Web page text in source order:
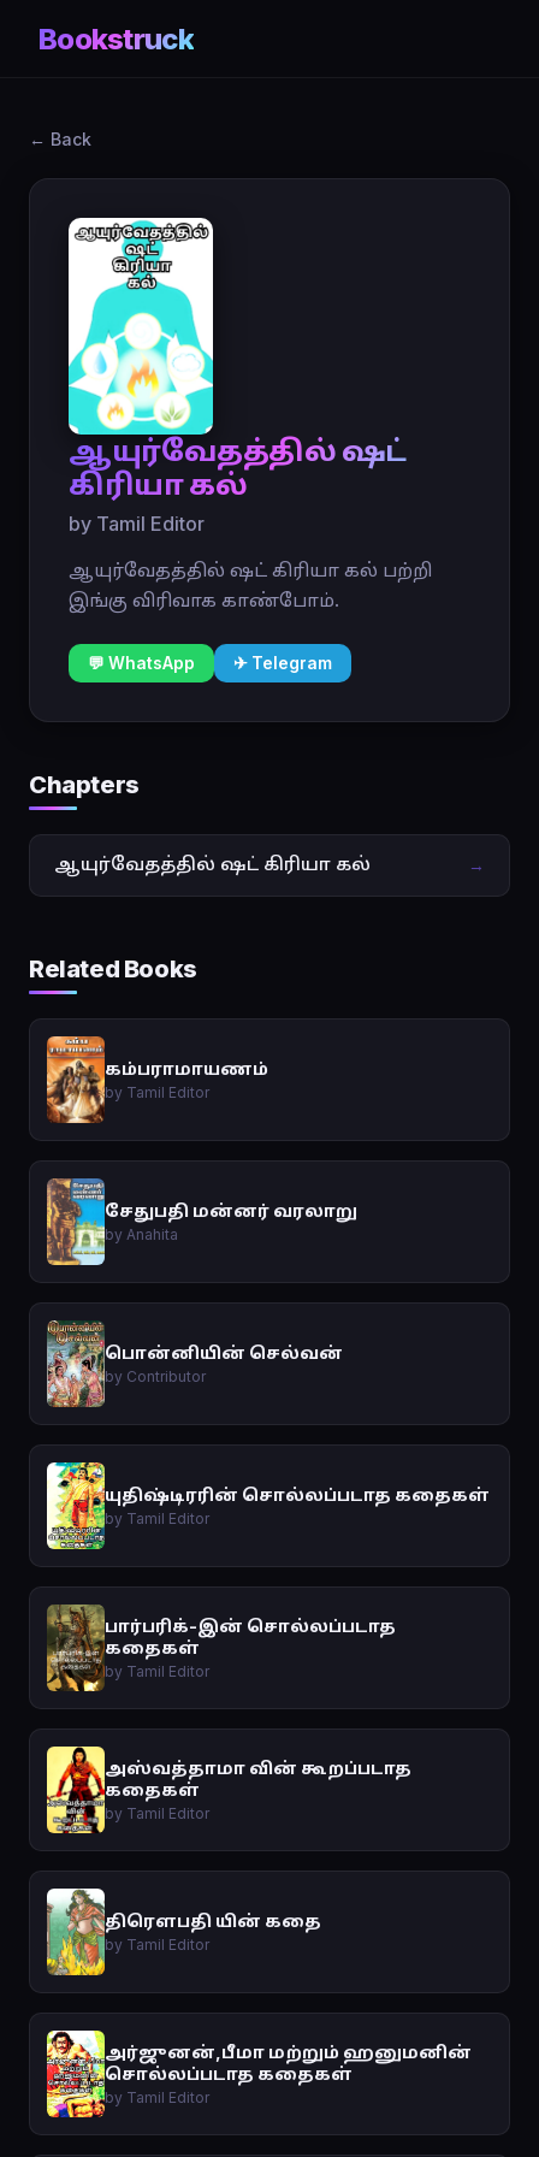
Bookstruck
← Back
ஆயுர்வேதத்தில் ஷட்
கிரியா கல்
by Tamil Editor
ஆயுர்வேதத்தில் ஷட் கிரியா கல் பற்றி
இங்கு விரிவாக காண்போம்.
💬 WhatsApp ✈ Telegram
Chapters
ஆயுர்வேதத்தில் ஷட் கிரியா கல் →
Related Books
கம்பராமாயணம்
by Tamil Editor
சேதுபதி மன்னர் வரலாறு
by Anahita
பொன்னியின் செல்வன்
by Contributor
யுதிஷ்டிரரின் சொல்லப்படாத கதைகள்
by Tamil Editor
பார்பரிக்-இன் சொல்லப்படாத
கதைகள்
by Tamil Editor
அஸ்வத்தாமா வின் கூறப்படாத
கதைகள்
by Tamil Editor
திரௌபதி யின் கதை
by Tamil Editor
அர்ஜுனன்,பீமா மற்றும் ஹனுமனின்
சொல்லப்படாத கதைகள்
by Tamil Editor